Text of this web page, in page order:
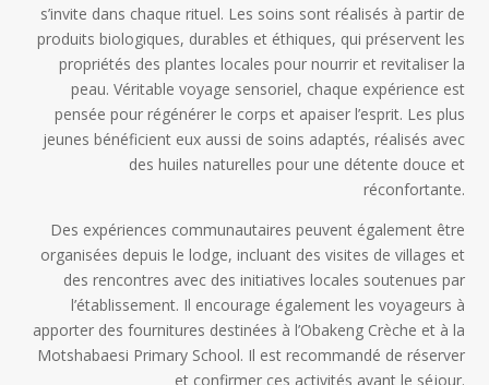
s’invite dans chaque rituel. Les soins sont réalisés à partir de
produits biologiques, durables et éthiques, qui préservent les
propriétés des plantes locales pour nourrir et revitaliser la
peau. Véritable voyage sensoriel, chaque expérience est
pensée pour régénérer le corps et apaiser l’esprit. Les plus
jeunes bénéficient eux aussi de soins adaptés, réalisés avec
des huiles naturelles pour une détente douce et
réconfortante.
Des expériences communautaires peuvent également être
organisées depuis le lodge, incluant des visites de villages et
des rencontres avec des initiatives locales soutenues par
l’établissement. Il encourage également les voyageurs à
apporter des fournitures destinées à l’Obakeng Crèche et à la
Motshabaesi Primary School. Il est recommandé de réserver
et confirmer ces activités avant le séjour.